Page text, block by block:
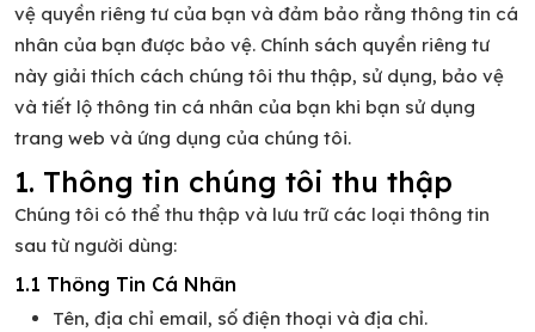
vệ quyền riêng tư của bạn và đảm bảo rằng thông tin cá
nhân của bạn được bảo vệ. Chính sách quyền riêng tư
này giải thích cách chúng tôi thu thập, sử dụng, bảo vệ
và tiết lộ thông tin cá nhân của bạn khi bạn sử dụng
trang web và ứng dụng của chúng tôi.
1. Thông tin chúng tôi thu thập
Chúng tôi có thể thu thập và lưu trữ các loại thông tin
sau từ người dùng:
1.1 Thông Tin Cá Nhân
Tên, địa chỉ email, số điện thoại và địa chỉ.